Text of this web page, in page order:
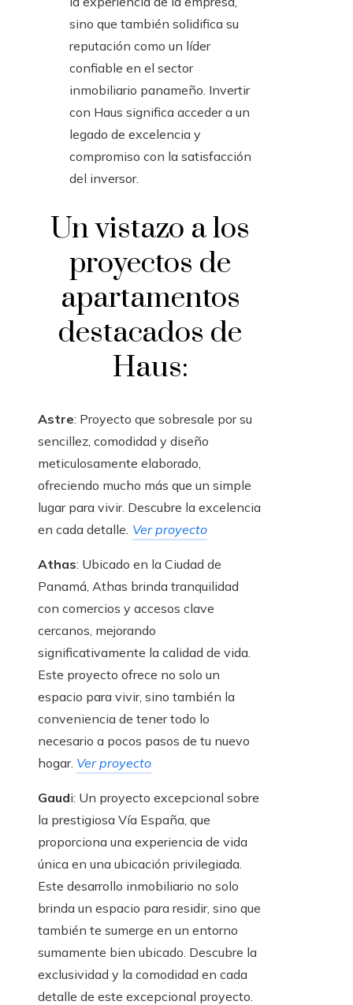
sino que también solidifica su
reputación como un líder
confiable en el sector
inmobiliario panameño. Invertir
con Haus significa acceder a un
legado de excelencia y
compromiso con la satisfacción
del inversor.
Un vistazo a los
proyectos de
apartamentos
destacados de
Haus:
Astre: Proyecto que sobresale por su
sencillez, comodidad y diseño
meticulosamente elaborado,
ofreciendo mucho más que un simple
lugar para vivir. Descubre la excelencia
en cada detalle. Ver proyecto
Athas: Ubicado en la Ciudad de
Panamá, Athas brinda tranquilidad
con comercios y accesos clave
cercanos, mejorando
significativamente la calidad de vida.
Este proyecto ofrece no solo un
espacio para vivir, sino también la
conveniencia de tener todo lo
necesario a pocos pasos de tu nuevo
hogar. Ver proyecto
Gaudi: Un proyecto excepcional sobre
la prestigiosa Vía España, que
proporciona una experiencia de vida
única en una ubicación privilegiada.
Este desarrollo inmobiliario no solo
brinda un espacio para residir, sino que
también te sumerge en un entorno
sumamente bien ubicado. Descubre la
exclusividad y la comodidad en cada
detalle de este excepcional proyecto.